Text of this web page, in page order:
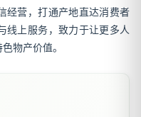
经营，打通产地直达消费者
线上服务，致力于让更多人
物产价值。